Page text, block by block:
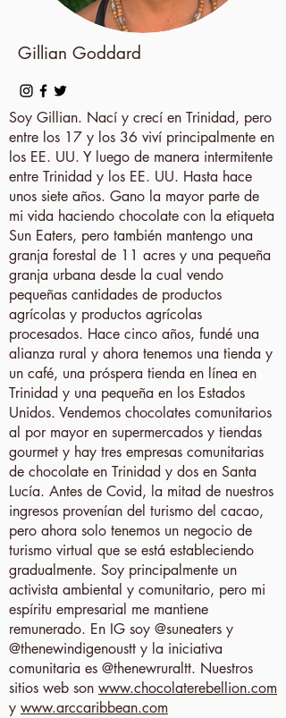
Gillian Goddard
Soy Gillian. Nací y crecí en Trinidad, pero
entre los 17 y los 36 viví principalmente en
los EE. UU. Y luego de manera intermitente
entre Trinidad y los EE. UU. Hasta hace
unos siete años. Gano la mayor parte de
mi vida haciendo chocolate con la etiqueta
Sun Eaters, pero también mantengo una
granja forestal de 11 acres y una pequeña
granja urbana desde la cual vendo
pequeñas cantidades de productos
agrícolas y productos agrícolas
procesados. Hace cinco años, fundé una
alianza rural y ahora tenemos una tienda y
un café, una próspera tienda en línea en
Trinidad y una pequeña en los Estados
Unidos. Vendemos chocolates comunitarios
al por mayor en supermercados y tiendas
gourmet y hay tres empresas comunitarias
de chocolate en Trinidad y dos en Santa
Lucía. Antes de Covid, la mitad de nuestros
ingresos provenían del turismo del cacao,
pero ahora solo tenemos un negocio de
turismo virtual que se está estableciendo
gradualmente. Soy principalmente un
activista ambiental y comunitario, pero mi
espíritu empresarial me mantiene
remunerado. En IG soy @suneaters y
@thenewindigenoustt y la iniciativa
comunitaria es @thenewruraltt. Nuestros
sitios web son www.chocolaterebellion.com
y www.arccaribbean.com